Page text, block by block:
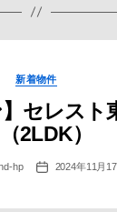
Categories
新着物件
セレスト
2LDK）
hp
Post2024年11月